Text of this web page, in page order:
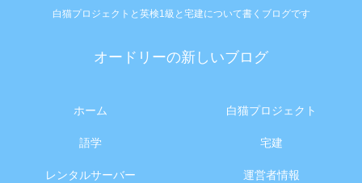
白猫プロジェクトと英検1級と宅建について書くブログです
オードリーの新しいブログ
ホーム 白猫プロジェクト
語学 宅建
レンタルサーバー 運営者情報